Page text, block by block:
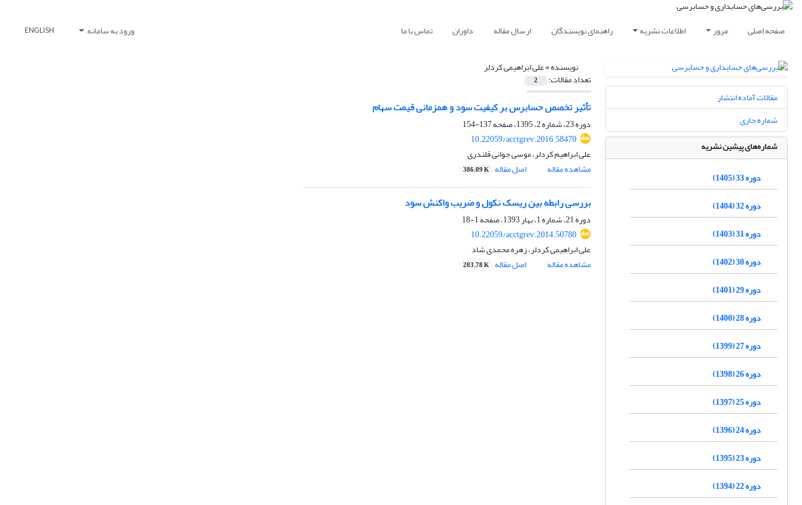
صفحه اصلی مرور اطلاعات نشریه راهنمای نویسندگان ارسال مقاله داوران تماس با ما ورود به سامانه ENGLISH
نویسنده =علی ابراهیمی کردلر
تعداد مقالات: 2
تأثیر تخصص حسابرس بر کیفیت سود و همزمانی قیمت سهام
دوره 23، شماره 2، 1395، صفحه
137-154
10.22059/acctgrev.2016.58470
علی ابراهیم کردلر، موسی جوانی قلندری
مشاهده مقاله
اصل مقاله 386.09 K
بررسی رابطه بین ریسک نکول و ضریب واکنش سود
دوره 21، شماره 1، بهار 1393، صفحه
1-18
10.22059/acctgrev.2014.50780
علی ابراهیمی کردلر، زهره محمدی شاد
مشاهده مقاله
اصل مقاله 283.78 K
مقالات آماده انتشار
شماره جاری
شماره‌های پیشین نشریه
دوره 33 (1405)
دوره 32 (1404)
دوره 31 (1403)
دوره 30 (1402)
دوره 29 (1401)
دوره 28 (1400)
دوره 27 (1399)
دوره 26 (1398)
دوره 25 (1397)
دوره 24 (1396)
دوره 23 (1395)
دوره 22 (1394)